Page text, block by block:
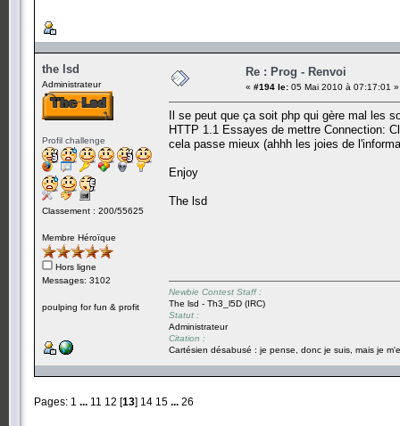
the lsd
Administrateur
Profil challenge
Classement : 200/55625
Membre Héroïque
Hors ligne
Messages: 3102
poulping for fun & profit
Re : Prog - Renvoi
« #194 le: 05 Mai 2010 à 07:17:01 »
Il se peut que ça soit php qui gère mal les
HTTP 1.1 Essayes de mettre Connection:
cela passe mieux (ahhh les joies de
Enjoy
The lsd
Newbie Contest Staff :
The lsd - Th3_l5D (IRC)
Statut :
Administrateur
Citation :
Cartésien désabusé : je pense, donc je suis, mais je
Pages: 1 ... 11 12 [13] 14 15 ... 26